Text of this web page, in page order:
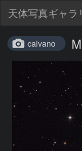
天体写真ギャラ
calvano